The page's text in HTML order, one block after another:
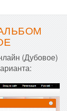
(Дубовое)